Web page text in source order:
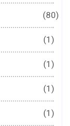
(80)
(1)
(1)
(1)
(1)